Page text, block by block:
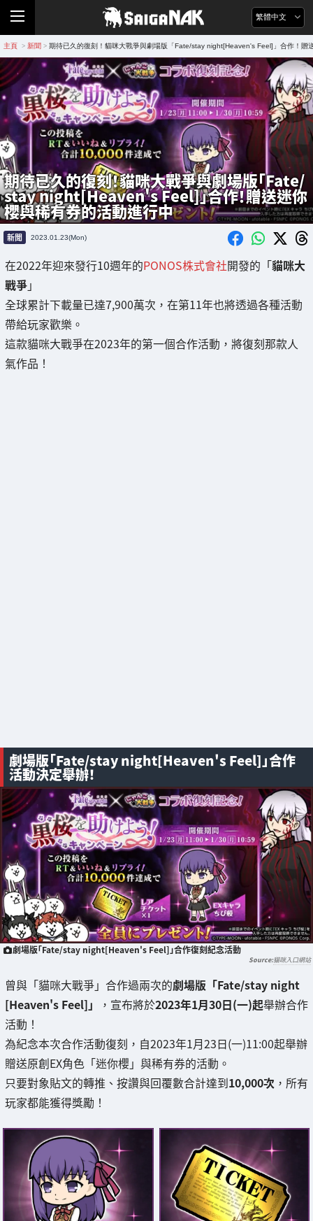
繁體中文
主頁 > 新聞 > 期待已久的復刻！貓咪大戰爭與劇場版「Fate/stay night[Heaven's Feel]」合作！贈
期待已久的復刻！貓咪大戰爭與劇場版「Fate/
stay night[Heaven's Feel]」合作！贈送迷你
櫻與稀有券的活動進行中
新聞 2023.01.23(Mon)
在2022年迎來發行10週年的PONOS株式會社開發的「貓咪大
戰爭」
全球累計下載量已達7,900萬次，在第11年也將透過各種活動
帶給玩家歡樂。
這款貓咪大戰爭在2023年的第一個合作活動，將復刻那款人
氣作品！
劇場版「Fate/stay night[Heaven's Feel]」合作
活動決定舉辦！
劇場版「Fate/stay night[Heaven's Feel]」合作復刻紀念活動
貓咪入口網站
曾與「貓咪大戰爭」合作過兩次的劇場版「Fate/stay night
[Heaven's Feel]」
，宣布將於2023年1月30日(一)起舉辦合作
活動！
為紀念本次合作活動復刻，自2023年1月23日(一)11:00起舉辦
贈送原創EX角色「迷你櫻」與稀有券的活動。
只要對象貼文的轉推、按讚與回覆數合計達到10,000次 ，所有
玩家都能獲得獎勵！